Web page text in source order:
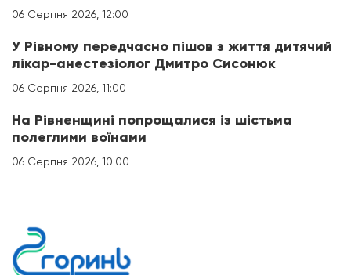
06 Серпня 2026, 12:00
У Рівному передчасно пішов з життя дитячий
лікар-анестезіолог Дмитро Сисонюк
06 Серпня 2026, 11:00
На Рівненщині попрощалися із шістьма
полеглими воїнами
06 Серпня 2026, 10:00